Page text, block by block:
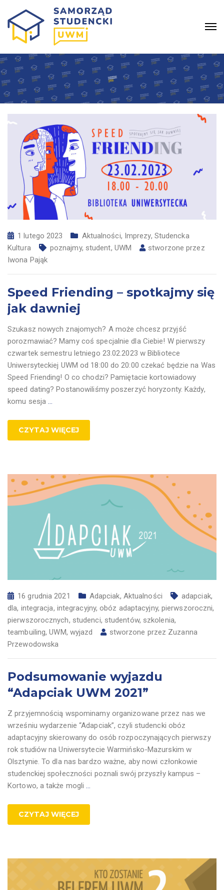
1 lutego 2023 Aktualności, Imprezy, Studencka
Kultura
poznajmy, student, UWM
stworzone przez
Iwona Pająk
Speed Friending – spotkajmy się
jak dawniej
Szukasz nowych znajomych? A może chcesz przyjść
porozmawiać? Mamy coś specjalnie dla Ciebie! W pierwszy
czwartek semestru letniego 23.02.2023 w Bibliotece
Uniwersyteckiej UWM od 18:00 do 20:00 czekać będzie na Was
Speed Friending! O co chodzi? Pamiętacie kortowiadowy
speed dating? Postanowiliśmy poszerzyć horyzonty. Każdy,
komu sesja…
CZYTAJ WIĘCEJ
16 grudnia 2021 Adapciak, Aktualności adapciak,
dla, integracja, integracyjny,obóz adaptacyjny, pierwszoroczni,
pierwszorocznych, studenci, studentów, szkolenia,
teambuiling,UWM, wyjazd stworzone przez Zuzanna
Przewodowska
Podsumowanie wyjazdu
“Adapciak UWM 2021”
Z przyjemnością wspominamy organizowane przez nas we
wrześniu wydarzenie “Adapciak”, czyli studencki obóz
adaptacyjny skierowany do osób rozpoczynających pierwszy
rok studiów na Uniwersytecie Warmińsko-Mazurskim w
Olsztynie. To dla nas bardzo ważne, aby nowi członkowie
studenckiej społeczności poznali swój przyszły kampus –
Kortowo, a także mogli…
CZYTAJ WIĘCEJ